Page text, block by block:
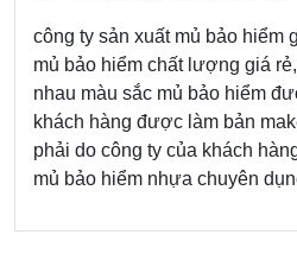
công ty sản xuất mủ bảo hiểm
mủ bảo hiểm chất lượng giá
nhau màu sắc mủ bảo hiểm
khách hàng được làm bản
phải do công ty của khách
mủ bảo hiểm nhựa chuyên